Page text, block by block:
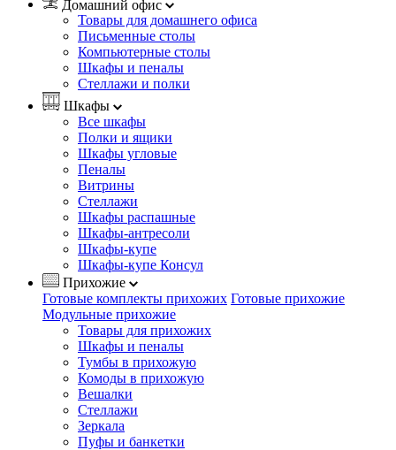
Домашний офис
Товары для домашнего офиса
Письменные столы
Компьютерные столы
Шкафы и пеналы
Стеллажи и полки
Шкафы
Все шкафы
Полки и ящики
Шкафы угловые
Пеналы
Витрины
Стеллажи
Шкафы распашные
Шкафы-антресоли
Шкафы-купе
Шкафы-купе Консул
Прихожие
Готовые комплекты прихожих Готовые прихожие
Модульные прихожие
Товары для прихожих
Шкафы и пеналы
Тумбы в прихожую
Комоды в прихожую
Вешалки
Стеллажи
Зеркала
Пуфы и банкетки